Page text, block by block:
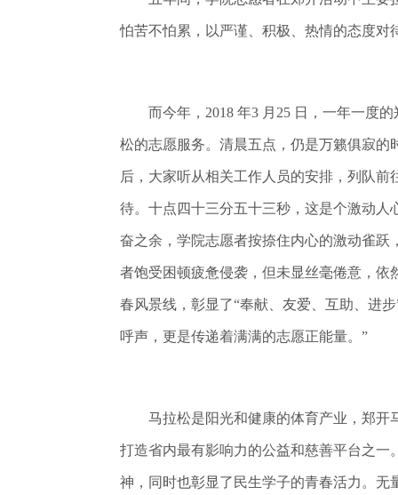
怕苦不怕累，以严谨、积极、热情的态度
而今年，2018 年3 月25 日，一年一度的
松的志愿服务。清晨五点，仍是万籁俱寂
后，大家听从相关工作人员的安排，列队
待。十点四十三分五十三秒，这是个激动
奋之余，学院志愿者按捺住内心的激动雀
者饱受困顿疲惫侵袭，但未显丝毫倦意，
春风景线，彰显了“奉献、友爱、互助、进
呼声，更是传递着满满的志愿正能量。”
马拉松是阳光和健康的体育产业，郑开马
打造省内最有影响力的公益和慈善平台之
神，同时也彰显了民生学子的青春活力。